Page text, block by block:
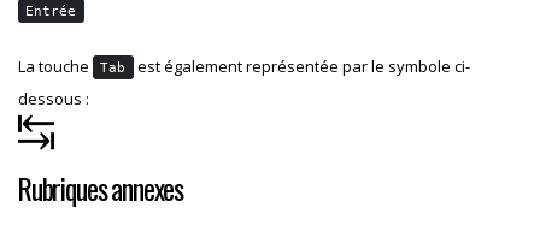
Entrée
La touche Tab
est également représentée par le symbole ci-
dessous :
Rubriques annexes